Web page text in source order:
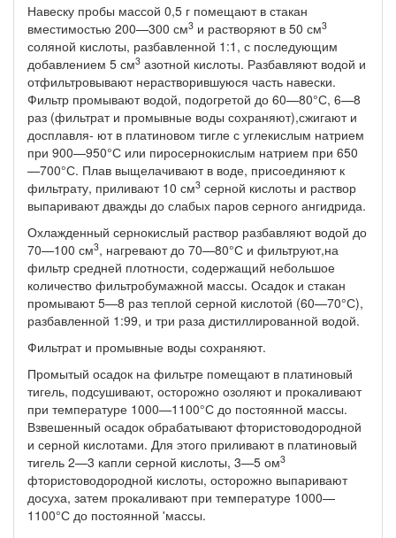
Навеску пробы массой 0,5 г помещают в стакан
вместимостью 200—300 см3 и растворяют в 50 см3
соляной кислоты, разбавлен­ной 1:1, с последующим
добавлением 5 см3 азотной кислоты. Раз­бавляют водой и
отфильтровывают нерастворившуюся часть на­вески.
Фильтр промывают водой, подогретой до 60—80°С, 6—8
раз (фильтрат и промывные воды сохраняют),сжигают и
досплавля- ют в платиновом тигле с углекислым натрием
при 900—950°С или пиросернокислым натрием при 650
—700°С. Плав выщелачивают в воде, присоединяют к
фильтрату, приливают 10 см3 серной кисло­ты и раствор
выпаривают дважды до слабых паров серного ангидрида.
Охлажденный сернокислый раствор разбавляют водой до
70—100 см3, нагревают до 70—80°С и фильтруют,на
фильтр сред­ней плотности, содержащий небольшое
количество фильтробумаж­ной массы. Осадок и стакан
промывают 5—8 раз теплой серной кислотой (60—70°С),
разбавленной 1:99, и три раза дистилли­рованной водой.
Фильтрат и промывные воды сохраняют.
Промытый осадок на фильтре помещают в платиновый
тигель, подсушивают, осторожно озоляют и прокаливают
при температу­ре 1000—1100°С до постоянной массы.
Взвешенный осадок обра­батывают фтористоводородной
и серной кислотами. Для этого приливают в платиновый
тигель 2—3 капли серной кислоты, 3—5 ом3
фтористоводородной кислоты, осторожно выпаривают
досуха, затем прокаливают при температуре 1000—
1100°С до постоянной 'массы.